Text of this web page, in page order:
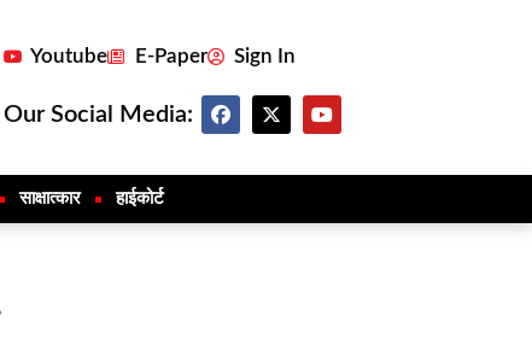
Youtube E-Paper Sign In
Our Social Media:
साक्षात्कार हाईकोर्ट